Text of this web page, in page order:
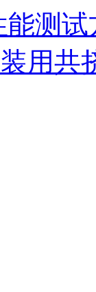
测
用共